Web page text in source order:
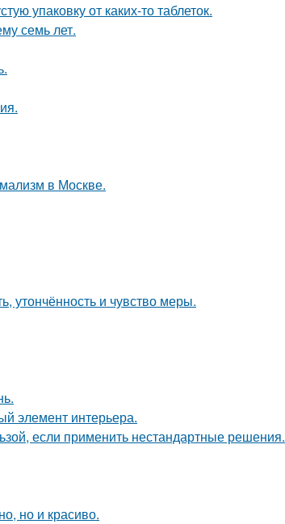
упаковку от каких-то таблеток.
семь лет.
в Москве.
утончённость и чувство меры.
элемент интерьера.
если применить нестандартные решения.
но и красиво.